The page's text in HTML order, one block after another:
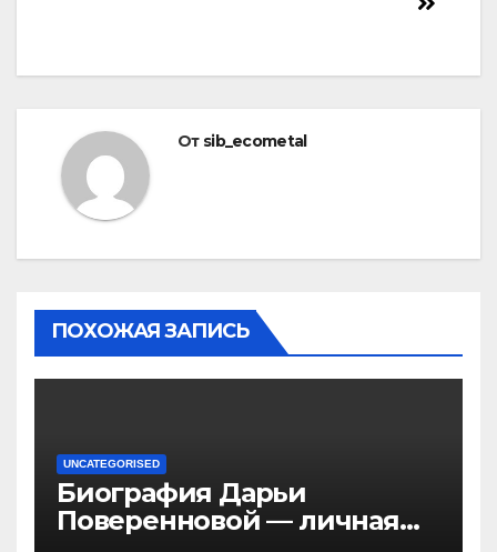
От sib_ecometal
ПОХОЖАЯ ЗАПИСЬ
UNCATEGORISED
Биография Дарьи
Поверенновой — личная